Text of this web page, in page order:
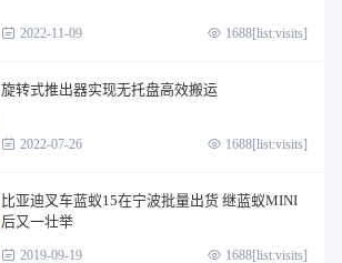
2022-11-09 1688[list:visits]
旋转式推出器实现无托盘高效搬运
2022-07-26 1688[list:visits]
比亚迪叉车蓝蚁15在宁波批量出货 继蓝蚁MINI
后又一壮举
2019-09-19 1688[list:visits]